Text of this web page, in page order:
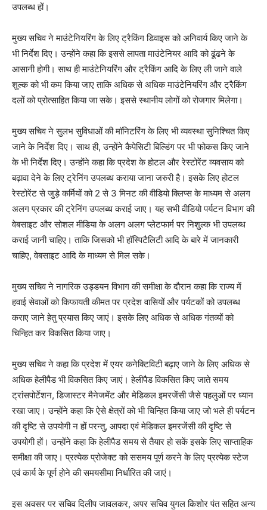
उपलब्ध हों।
मुख्य सचिव ने माउंटेनियरिंग के लिए ट्रैकिंग डिवाइस को अनिवार्य किए जाने के
भी निर्देश दिए। उन्होंने कहा कि इससे लापता माउंटेनियर आदि को ढूंढने के
आसानी होगी। साथ ही माउंटेनियरिंग और ट्रैकिंग आदि के लिए ली जाने वाले
शुल्क को भी कम किया जाए ताकि अधिक से अधिक माउंटेनियरिंग और ट्रैकिंग
दलों को प्रोत्साहित किया जा सके। इससे स्थानीय लोगों को रोजगार मिलेगा।
मुख्य सचिव ने सुलभ सुविधाओं की मॉनिटरिंग के लिए भी व्यवस्था सुनिश्चित किए
जाने के निर्देश दिए। साथ ही, उन्होंने कैपेसिटी बिल्डिंग पर भी फोकस किए जाने
के भी निर्देश दिए। उन्होंने कहा कि प्रदेश के होटल और रेस्टोरेंट व्यवसाय को
बढ़ावा देने के लिए ट्रेनिंग उपलब्ध कराया जाना जरुरी है। इसके लिए होटल
रेस्टोरेंट से जुड़े कर्मियों को 2 से 3 मिनट की वीडियो क्लिप्स के माध्यम से अलग
अलग प्रकार की ट्रेनिंग उपलब्ध कराई जाए। यह सभी वीडियो पर्यटन विभाग की
वेबसाइट और सोशल मीडिया के अलग अलग प्लेटफार्म पर निशुल्क भी उपलब्ध
कराई जानी चाहिए। ताकि जिसको भी हॉस्पिटैलिटी आदि के बारे में जानकारी
चाहिए, वेबसाइट आदि के माध्यम से मिल सके।
मुख्य सचिव ने नागरिक उड्डयन विभाग की समीक्षा के दौरान कहा कि राज्य में
हवाई सेवाओं को किफायती कीमत पर प्रदेश वासियों और पर्यटकों को उपलब्ध
कराए जाने हेतु प्रयास किए जाएं। इसके लिए अधिक से अधिक गंतव्यों को
चिन्हित कर विकसित किया जाए।
मुख्य सचिव ने कहा कि प्रदेश में एयर कनेक्टिविटी बढ़ाए जाने के लिए अधिक से
अधिक हेलीपैड भी विकसित किए जाएं। हेलीपैड विकसित किए जाते समय
ट्रांसपोर्टेशन, डिजास्टर मैनेजमेंट और मेडिकल इमरजेंसी जैसे पहलुओं पर ध्यान
रखा जाए। उन्होंने कहा कि ऐसे क्षेत्रों को भी चिन्हित किया जाए जो भले ही पर्यटन
की दृष्टि से उपयोगी न हों परन्तु, आपदा एवं मेडिकल इमरजेंसी की दृष्टि से
उपयोगी हों। उन्होंने कहा कि हेलीपैड समय से तैयार हो सकें इसके लिए साप्ताहिक
समीक्षा की जाए। प्रत्येक प्रोजेक्ट को ससमय पूर्ण करने के लिए प्रत्येक स्टेज
एवं कार्य के पूर्ण होने की समयसीमा निर्धारित की जाएं।
इस अवसर पर सचिव दिलीप जावलकर, अपर सचिव युगल किशोर पंत सहित अन्य